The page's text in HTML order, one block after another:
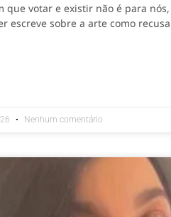
que votar e existir não é para
escreve sobre a arte como
Nenhum comentário